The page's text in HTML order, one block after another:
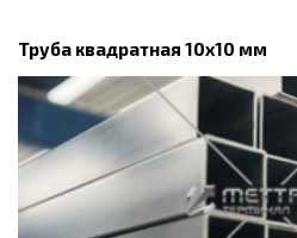
Труба квадратная 10х10 мм